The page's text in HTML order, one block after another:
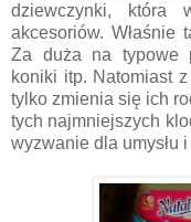
dziewczynki,
akcesoriów. Właśnie
Za duża na typowe
koniki itp. Natomiast
tylko zmienia się ich
tych najmniejszych
wyzwanie dla umysłu